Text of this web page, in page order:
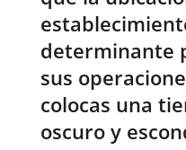
determinante
sus
colocas una
oscuro y